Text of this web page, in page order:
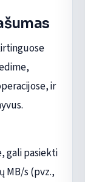
ir
gali pasiekti
MB/s (pvz.,